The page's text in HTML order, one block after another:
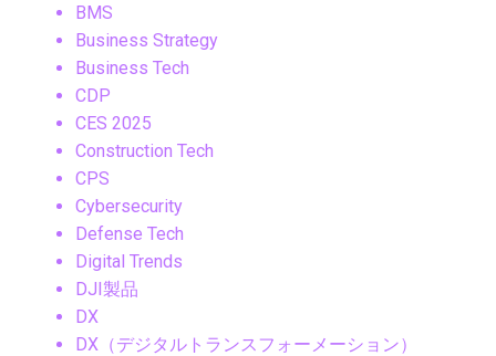
BMS
Business Strategy
Business Tech
CDP
CES 2025
Construction Tech
CPS
Cybersecurity
Defense Tech
Digital Trends
DJI製品
DX
DX（デジタルトランスフォーメーション）